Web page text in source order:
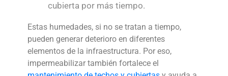
cubierta por más tiempo.
Estas humedades, si no se tratan a tiempo,
pueden generar deterioro en diferentes
elementos de la infraestructura. Por eso,
impermeabilizar también fortalece el